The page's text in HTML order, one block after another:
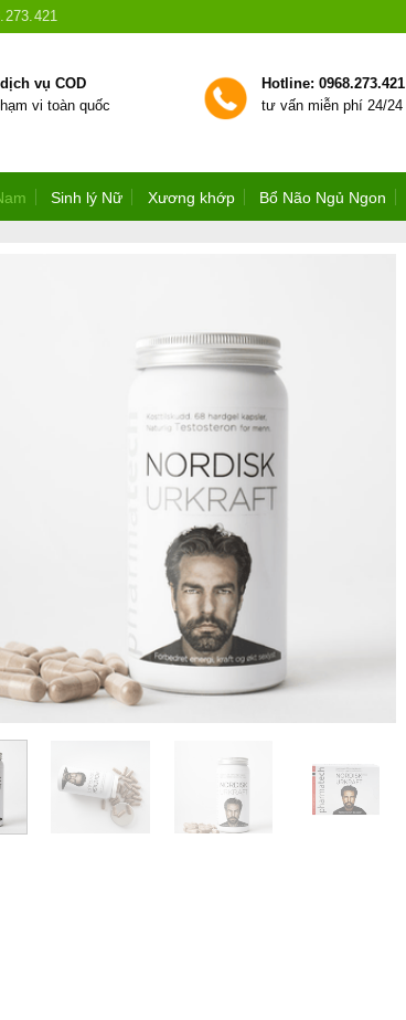
vụ COD
vi toàn quốc
Hotline: 0968.273.421
tư vấn miễn phí 24/24
Sinh lý Nữ Xương khớp Bổ Não Ngủ Ngon